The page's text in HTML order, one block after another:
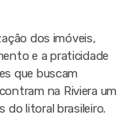
dos imóveis,
e a praticidade
que buscam
na Riviera um
do litoral brasileiro.